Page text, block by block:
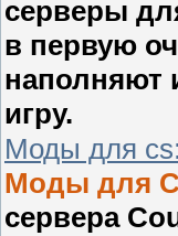
серверы
в первую
наполняют
игру.
Моды для
Моды для
сервера